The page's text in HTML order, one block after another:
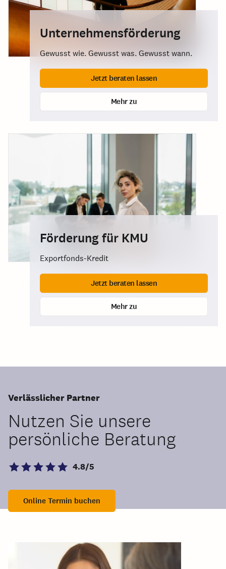
Unternehmensförderung
Gewusst wie. Gewusst was. Gewusst wann.
Jetzt beraten lassen
Mehr zu
Förderung für KMU
Exportfonds-Kredit
Jetzt beraten lassen
Mehr zu
Verlässlicher Partner
Nutzen Sie unsere
persönliche Beratung
4.8/5
Online Termin buchen